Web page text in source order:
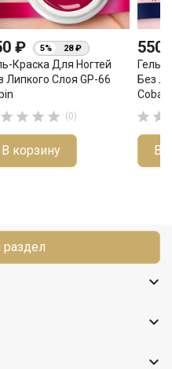
₽ 5% 28 ₽
Краска Для Ногтей
Липкого Слоя GP-66
    (0)
В корзину
550
Гель-
Без
Cobalt
 
В


